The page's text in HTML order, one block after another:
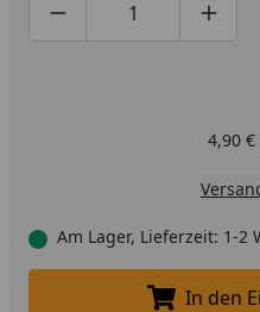
Produktmenge um
4,90
Am Lager, Lieferzeit: 1-2
In den